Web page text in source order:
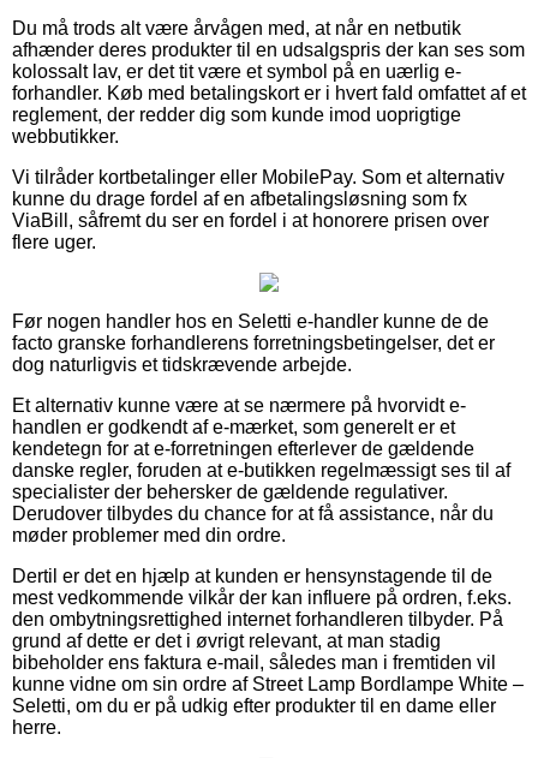
Du må trods alt være årvågen med, at når en netbutik
afhænder deres produkter til en udsalgspris der kan ses som
kolossalt lav, er det tit være et symbol på en uærlig e-
forhandler. Køb med betalingskort er i hvert fald omfattet af et
reglement, der redder dig som kunde imod uoprigtige
webbutikker.
Vi tilråder kortbetalinger eller MobilePay. Som et alternativ
kunne du drage fordel af en afbetalingsløsning som fx
ViaBill, såfremt du ser en fordel i at honorere prisen over
flere uger.
Før nogen handler hos en Seletti e-handler kunne de de
facto granske forhandlerens forretningsbetingelser, det er
dog naturligvis et tidskrævende arbejde.
Et alternativ kunne være at se nærmere på hvorvidt e-
handlen er godkendt af e-mærket, som generelt er et
kendetegn for at e-forretningen efterlever de gældende
danske regler, foruden at e-butikken regelmæssigt ses til af
specialister der behersker de gældende regulativer.
Derudover tilbydes du chance for at få assistance, når du
møder problemer med din ordre.
Dertil er det en hjælp at kunden er hensynstagende til de
mest vedkommende vilkår der kan influere på ordren, f.eks.
den ombytningsrettighed internet forhandleren tilbyder. På
grund af dette er det i øvrigt relevant, at man stadig
bibeholder ens faktura e-mail, således man i fremtiden vil
kunne vidne om sin ordre af Street Lamp Bordlampe White –
Seletti, om du er på udkig efter produkter til en dame eller
herre.